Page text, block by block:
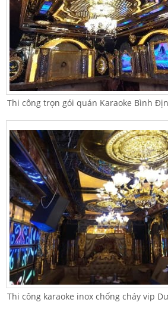
Thi công trọn gói quán Karaoke Bình
Thi công karaoke inox chống cháy vip